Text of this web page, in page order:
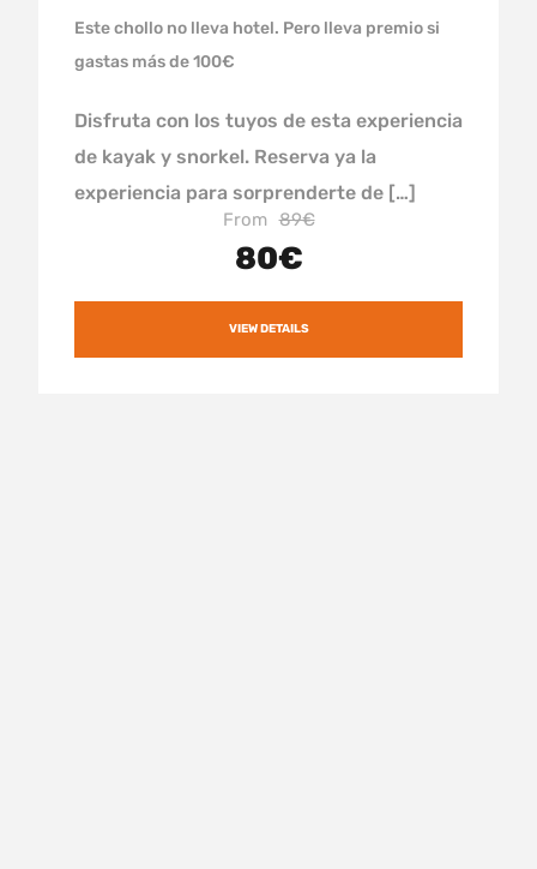
Este chollo no lleva hotel. Pero lleva premio si
gastas más de 100€
Disfruta con los tuyos de esta experiencia
de kayak y snorkel. Reserva ya la
experiencia para sorprenderte de […]
From 89€
80€
VIEW DETAILS